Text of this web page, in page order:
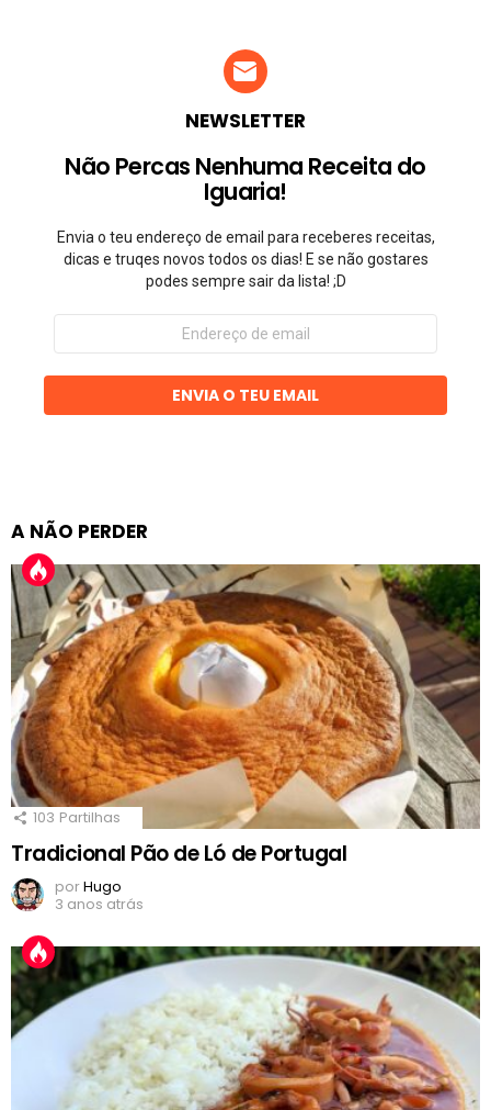
NEWSLETTER
Não Percas Nenhuma Receita do
Iguaria!
Envia o teu endereço de email para receberes receitas,
dicas e truqes novos todos os dias! E se não gostares
podes sempre sair da lista! ;D
Endereço
email
ENVIA O TEU EMAIL
A NÃO PERDER
103 Partilhas
Tradicional Pão de Ló de Portugal
porHugo
3 anos atrás